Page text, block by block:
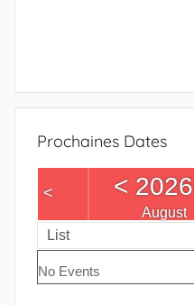
Prochaines Dates
< <2026
August
List
No Events